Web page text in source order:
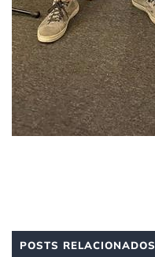
POSTS RELACIONADOS